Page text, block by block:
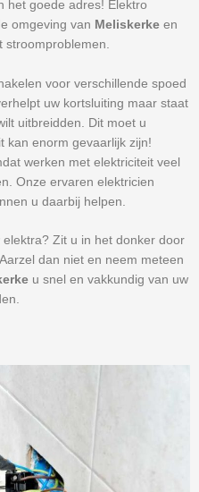
het goede adres! Elektro
omgeving van Meliskerke en
voor verschillende spoed
uw kortsluiting maar staat
uitbreidden. Dit moet u
kan enorm gevaarlijk zijn!
werken met elektriciteit veel
Onze ervaren elektricien
u daarbij helpen.
Zit u in het donker door
dan niet en neem meteen
u snel en vakkundig van uw